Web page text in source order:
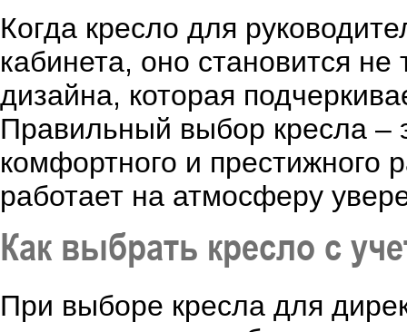
Когда кресло для
кабинета, оно становится
дизайна, которая
Правильный выбор кресла –
комфортного и престижного
работает на атмосферу
Как выбрать кресло с
При выборе кресла для